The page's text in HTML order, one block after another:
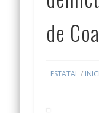
de
ESTATAL/